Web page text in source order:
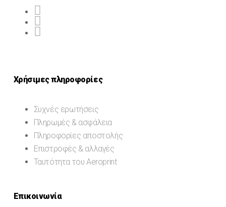
Χρήσιμες πληροφορίες
Συχνές ερωτήσεις
Πληρωμές & ασφάλεια
Πληροφορίες αποστολής
Επιστροφές & αλλαγές
Ταυτότητα του Aeroprint
Επικοινωνία